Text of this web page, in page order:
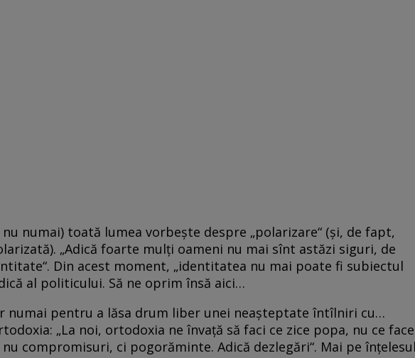
numai) toată lumea vorbește despre „polarizare“ (și, de fapt,
„Adică foarte mulți oameni nu mai sînt astăzi siguri, de
Din acest moment, „identitatea nu mai poate fi subiectul
al politicului. Să ne oprim însă aici…
numai pentru a lăsa drum liber unei neașteptate întîlniri cu…
„La noi, ortodoxia ne învață să faci ce zice popa, nu ce face
compromisuri, ci pogorăminte. Adică dezlegări“. Mai pe